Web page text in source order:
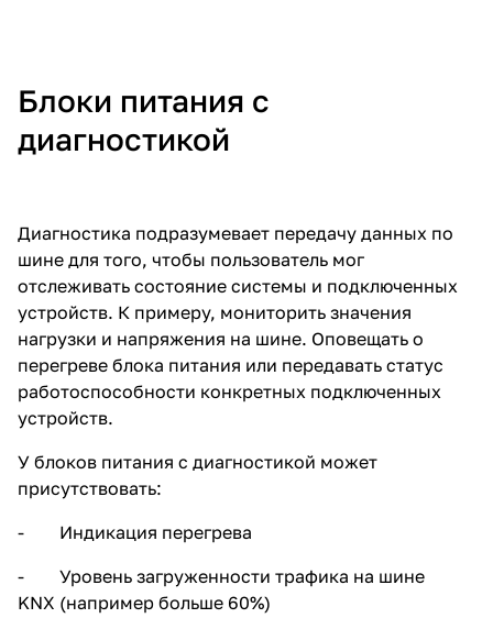
Блоки питания с
диагностикой
Диагностика подразумевает передачу данных по
шине для того, чтобы пользователь мог
отслеживать состояние системы и подключенных
устройств. К примеру, мониторить значения
нагрузки и напряжения на шине. Оповещать о
перегреве блока питания или передавать статус
работоспособности конкретных подключенных
устройств.
У блоков питания с диагностикой может
присутствовать:
- Индикация перегрева
- Уровень загруженности трафика на шине
KNX (например больше 60%)